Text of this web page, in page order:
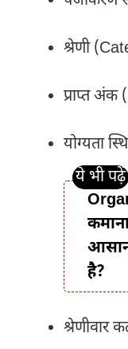
श्रेणी
प्राप्त अंक
योग्यता
है?
श्रेणीवार